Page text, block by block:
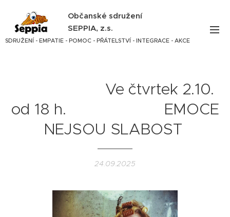
Občanské sdružení
SEPPIA, z.s.
SDRUŽENÍ - EMPATIE - POMOC - PŘÁTELSTVÍ - INTEGRACE - AKCE
Ve čtvrtek 2.10.
od 18 h. EMOCE
NEJSOU SLABOST
24.09.2025